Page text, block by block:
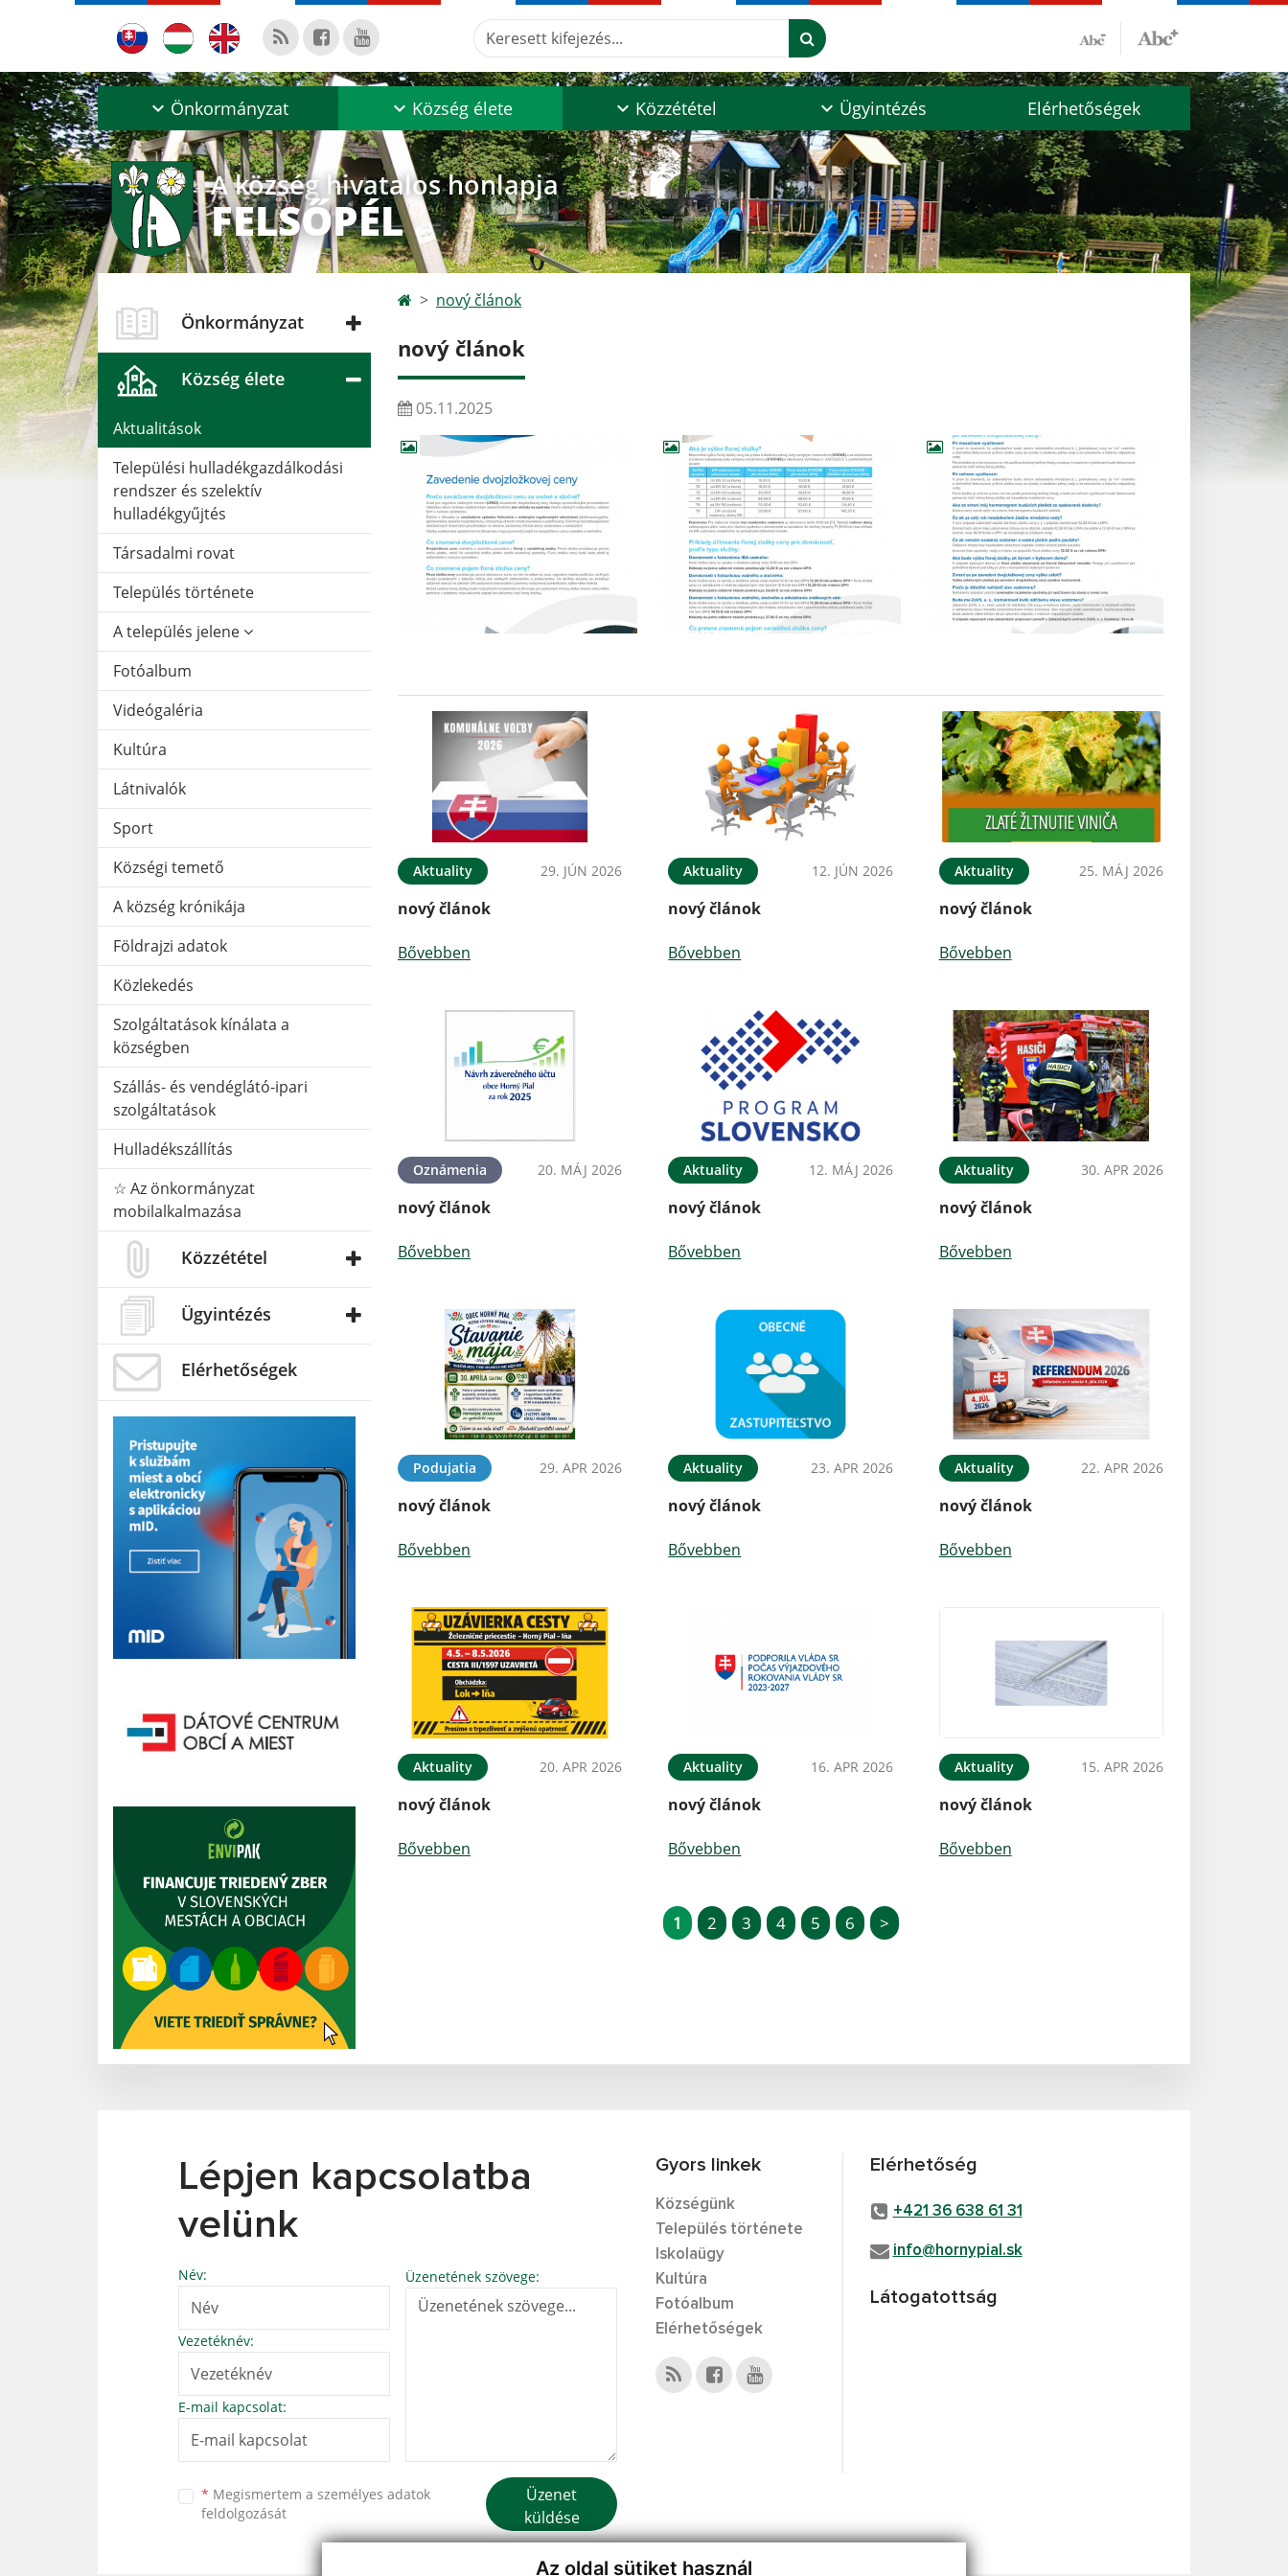
Az oldal sütiket használ
Keresett kifejezés...
Önkormányzat Község élete Közzététel Ügyintézés Elérhetőségek
A község hivatalos honlapja
FELSŐPÉL
Önkormányzat
Község élete
Aktualitások
Települési hulladékgazdálkodási
rendszer és szelektív
hulladékgyűjtés
Társadalmi rovat
Település története
A település jelene
Fotóalbum
Videógaléria
Kultúra
Látnivalók
Sport
Községi temető
A község krónikája
Földrajzi adatok
Közlekedés
Szolgáltatások kínálata a
községben
Szállás- és vendéglátó-ipari
szolgáltatások
Hulladékszállítás
☆ Az önkormányzat
mobilalkalmazása
Közzététel
Ügyintézés
Elérhetőségek
nový článok
nový článok
05.11.2025
Aktuality 29. JÚN 2026
nový článok
Bővebben
Aktuality 12. JÚN 2026
nový článok
Bővebben
Aktuality 25. MÁJ 2026
nový článok
Bővebben
Oznámenia 20. MÁJ 2026
nový článok
Bővebben
Aktuality 12. MÁJ 2026
nový článok
Bővebben
Aktuality 30. APR 2026
nový článok
Bővebben
Podujatia 29. APR 2026
nový článok
Bővebben
Aktuality 23. APR 2026
nový článok
Bővebben
Aktuality 22. APR 2026
nový článok
Bővebben
Aktuality 20. APR 2026
nový článok
Bővebben
Aktuality 16. APR 2026
nový článok
Bővebben
Aktuality 15. APR 2026
nový článok
Bővebben
1 2 3 4 5 6 >
Lépjen kapcsolatba
velünk
Név:
Vezetéknév:
E-mail kapcsolat:
Üzenetének szövege:
* Megismertem a személyes adatok
feldolgozását
Üzenet
küldése
Gyors linkek
Községünk
Település története
Iskolaügy
Kultúra
Fotóalbum
Elérhetőségek
Elérhetőség
+421 36 638 61 31
info@hornypial.sk
Látogatottság